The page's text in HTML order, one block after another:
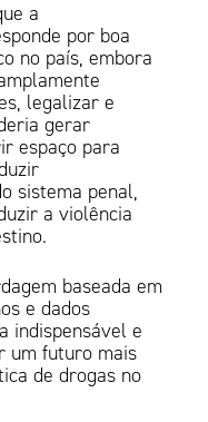
a
por boa
no país, embora
legalizar e
gerar
espaço para
sistema penal,
a violência
baseada em
e dados
indispensável e
um futuro mais
de drogas no